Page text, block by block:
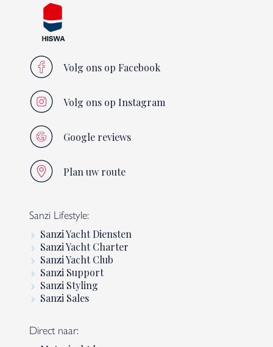
Volg ons op Facebook
Volg ons op Instagram
Google reviews
Plan uw route
Sanzi Lifestyle:
Sanzi Yacht Diensten
Sanzi Yacht Charter
Sanzi Yacht Club
Sanzi Support
Sanzi Styling
Sanzi Sales
Direct naar: